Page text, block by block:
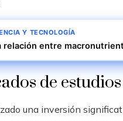
Y TECNOLOGÍA
relación entre
de estudios
una inversión